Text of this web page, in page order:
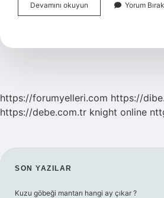
Devamını okuyun
Giderine
Dökülür
Yorum Bırak
https://forumyelleri.com https://
https://debe.com.tr knight online
SIDEBAR
SON YAZILAR
Kuzu göbeği mantarı hangi ay çıkar ?